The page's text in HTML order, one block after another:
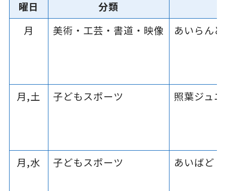
曜日
分類
月
美術・工芸・書道・映像 あいらん
月,土 子どもスポーツ 照葉ジュ
月,水 子どもスポーツ あいばど